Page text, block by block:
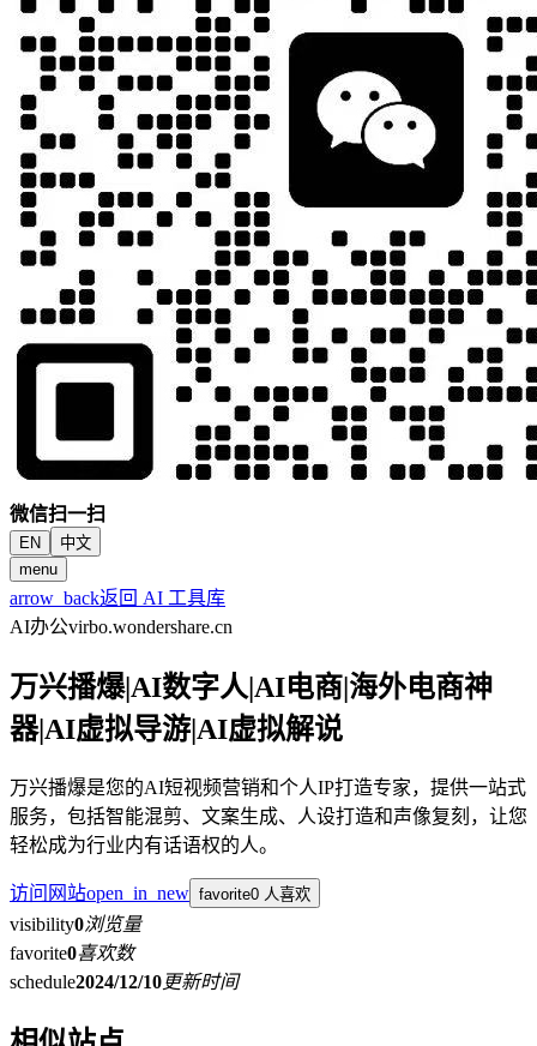
微信扫一扫
EN
中文
menu
arrow_back返回 AI 工具库
AI办公virbo.wondershare.cn
万兴播爆|AI数字人|AI电商|海外电商神
器|AI虚拟导游|AI虚拟解说
万兴播爆是您的AI短视频营销和个人IP打造专家，提供一站式
服务，包括智能混剪、文案生成、人设打造和声像复刻，让您
轻松成为行业内有话语权的人。
访问网站open_in_new favorite0 人喜欢
visibility0浏览量
favorite0喜欢数
schedule2024/12/10更新时间